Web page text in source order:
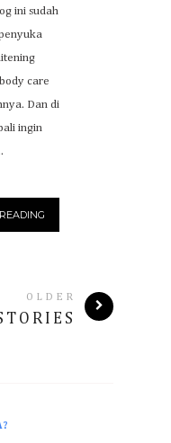
ini sudah
care
Dan di
ingin
OLDER